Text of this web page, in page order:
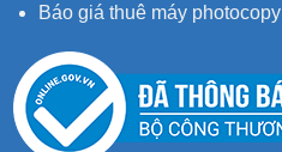
Báo giá thuê máy photocopy